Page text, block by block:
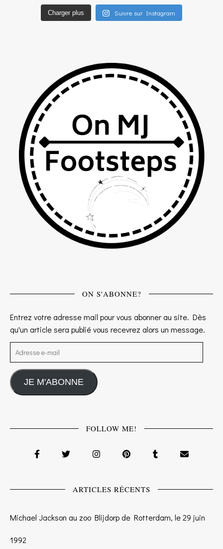
Charger plus Suivre sur Instagram
ON S'ABONNE?
Entrez votre adresse mail pour vous abonner au site. Dès
qu'un article sera publié vous recevrez alors un message.
Adresse e-mail
JE M'ABONNE
FOLLOW ME!
ARTICLES RÉCENTS
Michael Jackson au zoo Blijdorp de Rotterdam, le 29 juin
1992